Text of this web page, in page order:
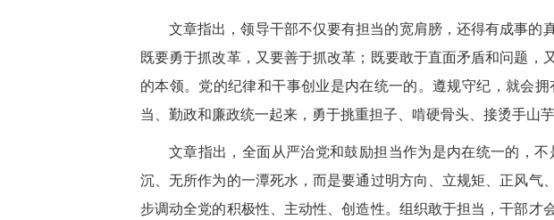
文章指出，领导干部不仅要有担当的宽肩膀，还得有成事的
既要勇于抓改革，又要善于抓改革；既要敢于直面矛盾和问题
的本领。党的纪律和干事创业是内在统一的。遵规守纪，就会
当、勤政和廉政统一起来，勇于挑重担子、啃硬骨头、接烫手山芋
文章指出，全面从严治党和鼓励担当作为是内在统一的，
沉、无所作为的一潭死水，而是要通过明方向、立规矩、正风
步调动全党的积极性、主动性、创造性。组织敢于担当，干部